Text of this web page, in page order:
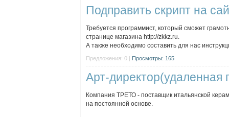
Подправить скрипт на
Требуется программист, который сможет
странице магазина http://zkkz.ru.
А также необходимо составить для нас
Предложения: 0 | Просмотры: 165
Арт-директор(удаленная
Компания ТРЕТО - поставщик итальянской
на постоянной основе.